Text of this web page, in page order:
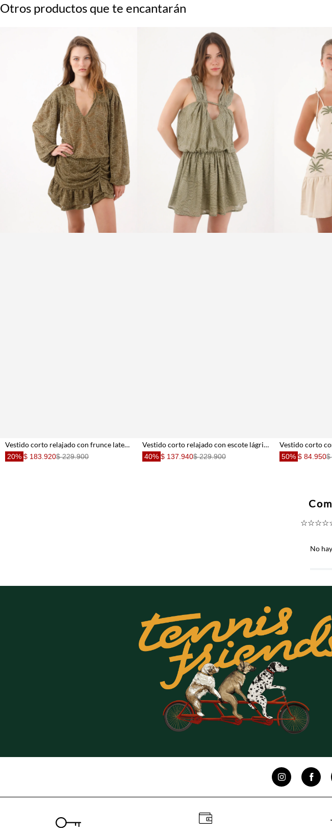
Otros productos que te encantarán
Vestido corto relajado con frunce lateral y volante en encaje verde oliva para mujer
20% $ 183.920$ 229.900
Vestido corto relajado con escote lágrima anudado en verde oliva para mujer
40% $ 137.940$ 229.900 50% $ 84.950$
☆☆☆☆
No